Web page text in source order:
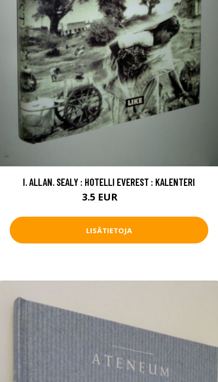
I. ALLAN. SEALY : HOTELLI EVEREST : KALENTERI
3.5 EUR
LISÄTIETOJA